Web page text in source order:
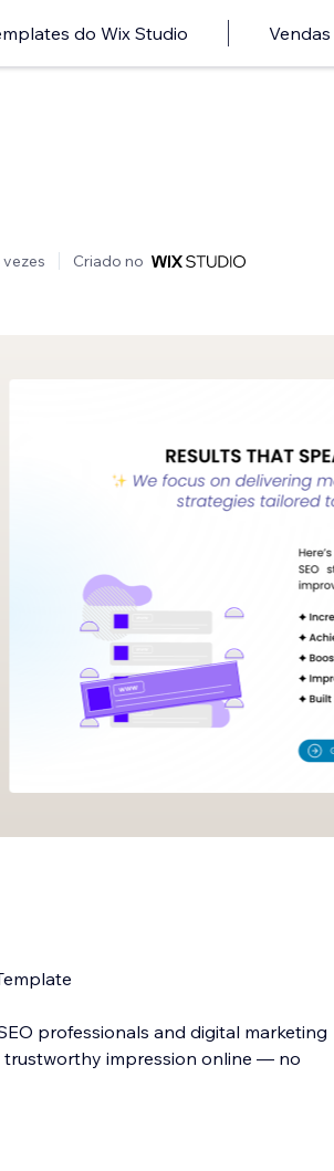
do Wix Studio
Criado no
professionals and digital marketing
impression online — no